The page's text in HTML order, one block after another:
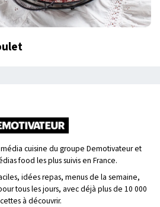
cuisine du groupe Demotivateur et
food les plus suivis en France.
idées repas, menus de la semaine,
tous les jours, avec déjà plus de 10 000
à découvrir.